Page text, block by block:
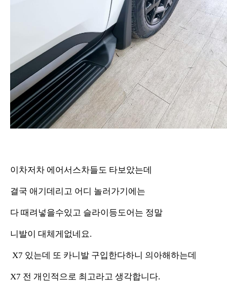
이차저차 에어서스차들도 타보았는데
결국 애기데리고 어디 놀러가기에는
다 때려넣을수있고 슬라이등도어는 정말
니발이 대체게없네요.
X7 있는데 또 카니발 구입한다하니 의아해하는데
X7 전 개인적으로 최고라고 생각합니다.